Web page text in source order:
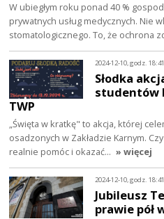
W ubiegłym roku ponad 40 %
prywatnych usług medycznych. Nie
stomatologicznego. To, że ochrona
2024-12-10, godz. 18:41
Słodka
studentów
TWP
„Święta w kratkę" to akcja, której
osadzonych w Zakładzie Karnym.
realnie pomóc i okazać… » więcej
2024-12-10, godz. 18:41
Jubileusz
prawie pół